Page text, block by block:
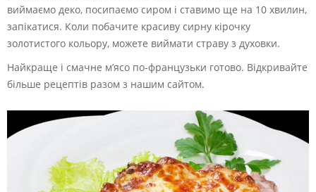
виймаємо деко, посипаємо сиром і ставимо ще на 10 хвилин,
запікатися. Коли побачите красиву сирну кірочку
золотистого кольору, можете виймати страву з духовки.
Найкраще і смачне м’ясо по-французьки готово. Відкривайте
більше рецептів разом з нашим сайтом.